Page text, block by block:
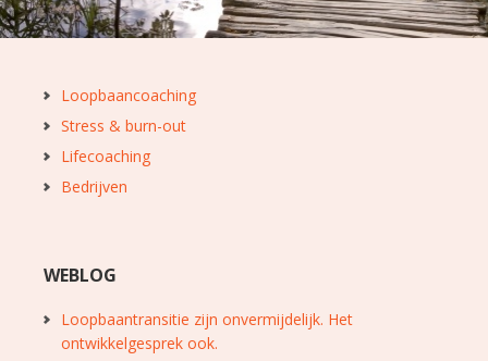
Loopbaancoaching
Stress & burn-out
Lifecoaching
Bedrijven
WEBLOG
Loopbaantransitie zijn onvermijdelijk. Het
ontwikkelgesprek ook.